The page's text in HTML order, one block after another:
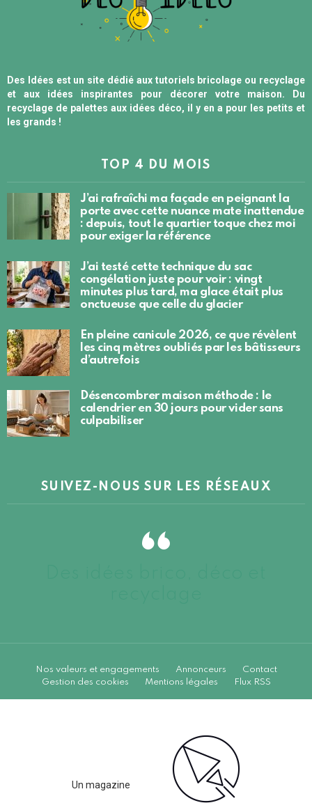
Des Idées est un site dédié aux tutoriels bricolage ou recyclage
et aux idées inspirantes pour décorer votre maison. Du
recyclage de palettes aux idées déco, il y en a pour les petits et
les grands !
TOP 4 DU MOIS
J’ai rafraîchi ma façade en peignant la
porte avec cette nuance mate inattendue
: depuis, tout le quartier toque chez moi
pour exiger la référence
J’ai testé cette technique du sac
congélation juste pour voir : vingt
minutes plus tard, ma glace était plus
onctueuse que celle du glacier
En pleine canicule 2026, ce que révèlent
les cinq mètres oubliés par les bâtisseurs
d’autrefois
Désencombrer maison méthode : le
calendrier en 30 jours pour vider sans
culpabiliser
SUIVEZ-NOUS SUR LES RÉSEAUX
Nos valeurs et engagements Annonceurs
Contact
Gestion des cookies
Mentions légales Flux RSS
Un magazine